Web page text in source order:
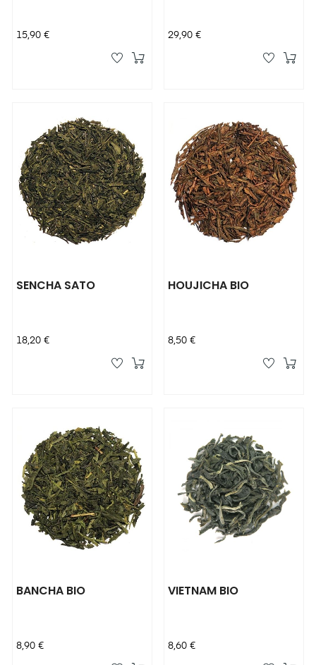
Prix
15,90 € Prix
29,90 €
SENCHA SATO
Prix
18,20 €
HOUJICHA BIO
Prix
8,50 €
BANCHA BIO
Prix
8,90 €
VIETNAM BIO
Prix
8,60 €